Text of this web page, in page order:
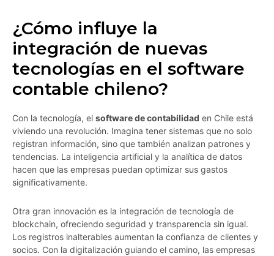
¿Cómo influye la
integración de nuevas
tecnologías en el software
contable chileno?
Con la tecnología, el software de contabilidad en Chile está
viviendo una revolución. Imagina tener sistemas que no solo
registran información, sino que también analizan patrones y
tendencias. La inteligencia artificial y la analítica de datos
hacen que las empresas puedan optimizar sus gastos
significativamente.
Otra gran innovación es la integración de tecnología de
blockchain, ofreciendo seguridad y transparencia sin igual.
Los registros inalterables aumentan la confianza de clientes y
socios. Con la digitalización guiando el camino, las empresas